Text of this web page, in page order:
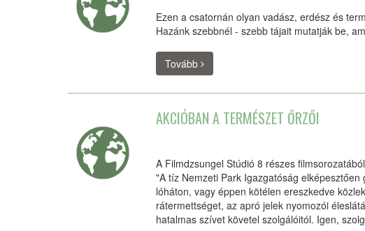
Ezen a csatornán olyan vadász, erdész és
Hazánk szebbnél - szebb tájait mutatják be,
Tovább
AKCIÓBAN A TERMÉSZET ŐRZŐI
A Filmdzsungel Stúdió 8 részes
"A tíz Nemzeti Park Igazgatóság
lóháton, vagy éppen kötélen ereszkedve
rátermettséget, az apró jelek nyomozói
hatalmas szívet követel szolgálóitól. Igen,